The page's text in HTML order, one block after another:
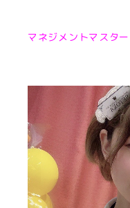
マネジメントマスター